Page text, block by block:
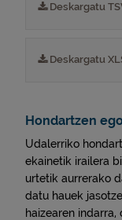
Deskargatu
Deskargatu
Hondartzen
Udalerriko
ekainetik irailera
urtetik aurrerako
datu hauek
haizearen